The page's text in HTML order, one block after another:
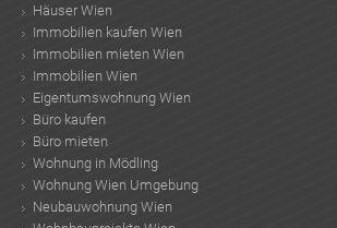
Häuser Wien
Immobilien kaufen Wien
Immobilien mieten Wien
Immobilien Wien
Eigentumswohnung Wien
Büro kaufen
Büro mieten
Wohnung in Mödling
Wohnung Wien Umgebung
Neubauwohnung Wien